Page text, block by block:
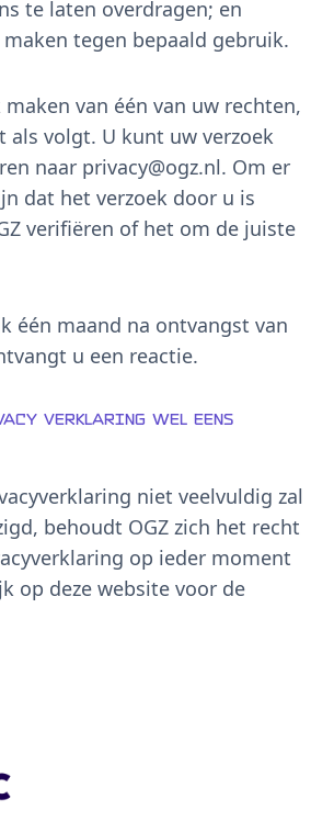
te laten overdragen; en
tegen bepaald gebruik.
van één van uw rechten,
als volgt. U kunt uw verzoek
naar privacy@ogz.nl. Om er
dat het verzoek door u is
verifiëren of het om de juiste
één maand na ontvangst van
u een reactie.
verklaring wel eens
niet veelvuldig zal
behoudt OGZ zich het recht
op ieder moment
op deze website voor de